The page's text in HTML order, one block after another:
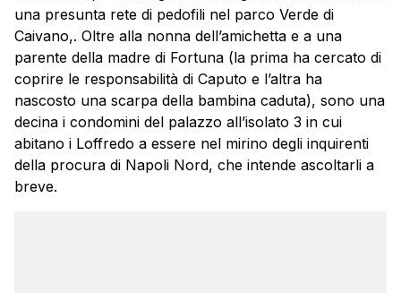
una presunta rete di pedofili nel parco Verde di
Caivano,. Oltre alla nonna dell’amichetta e a una
parente della madre di Fortuna (la prima ha cercato di
coprire le responsabilità di Caputo e l’altra ha
nascosto una scarpa della bambina caduta), sono una
decina i condomini del palazzo all’isolato 3 in cui
abitano i Loffredo a essere nel mirino degli inquirenti
della procura di Napoli Nord, che intende ascoltarli a
breve.